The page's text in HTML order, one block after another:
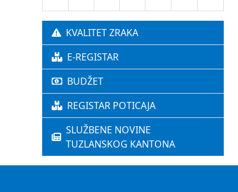
KVALITET ZRAKA
E-REGISTAR
BUDŽET
REGISTAR POTICAJA
SLUŽBENE NOVINE
TUZLANSKOG KANTONA